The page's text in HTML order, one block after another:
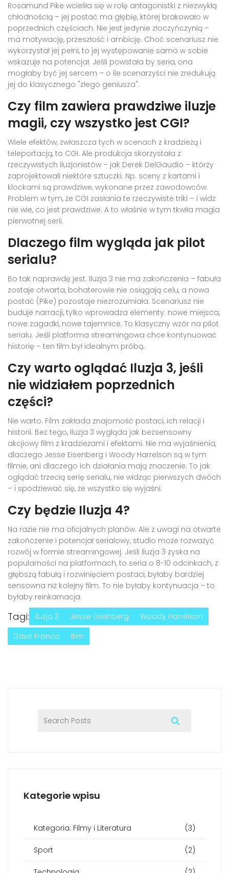
Rosamund Pike wcieliła się w rolę antagonistki z niezwykłą
chłodnością – jej postać ma głębię, której brakowało w
poprzednich częściach. Nie jest jedynie złoczyńczynią –
ma motywację, przeszłość i ambicję. Choć scenariusz nie
wykorzystał jej pełni, to jej występowanie samo w sobie
wskazuje na potencjał. Jeśli powstała by seria, ona
mogłaby być jej sercem – o ile scenarzyści nie zredukują
jej do klasycznego "złego geniusza".
Czy film zawiera prawdziwe iluzje
magii, czy wszystko jest CGI?
Wiele efektów, zwłaszcza tych w scenach z kradzieżą i
teleportacją, to CGI. Ale produkcja skorzystała z
rzeczywistych iluzjonistów – jak Derek DelGaudio – którzy
zaprojektowali niektóre sztuczki. Np. sceny z kartami i
klockami są prawdziwe, wykonane przez zawodowców.
Problem w tym, że CGI zasłania te rzeczywiste triki – i widz
nie wie, co jest prawdziwe. A to właśnie w tym tkwiła magia
pierwotnej serii.
Dlaczego film wygląda jak pilot
serialu?
Bo tak naprawdę jest. Iluzja 3 nie ma zakończenia – fabuła
zostaje otwarta, bohaterowie nie osiągają celu, a nowa
postać (Pike) pozostaje niezrozumiała. Scenariusz nie
buduje narracji, tylko wprowadza elementy: nowe miejsca,
nowe zagadki, nowe tajemnice. To klasyczny wzór na pilot
serialu. Jeśli platforma streamingowa chce kontynuować
historię – ten film był idealnym próbą.
Czy warto oglądać Iluzja 3, jeśli
nie widziałem poprzednich
części?
Nie warto. Film zakłada znajomość postaci, ich relacji i
historii. Bez tego, Iluzja 3 wygląda jak bezsensowny
akcjiowy film z kradzieżami i efektami. Nie ma wyjaśnienia,
dlaczego Jesse Eisenberg i Woody Harrelson są w tym
filmie, ani dlaczego ich działania mają znaczenie. To jak
oglądać trzecią serię serialu, nie widząc pierwszych dwóch
– i spodziewać się, że wszystko się wyjaśni.
Czy będzie Iluzja 4?
Na razie nie ma oficjalnych planów. Ale z uwagi na otwarte
zakończenie i potencjał serialowy, studio może rozważyć
rozwój w formie streamingowej. Jeśli Iluzja 3 zyska na
popularności na platformach, to seria o 8-10 odcinkach, z
głębszą fabułą i rozwinięciem postaci, byłaby bardziej
sensowna niż kolejny film. To nie byłaby kontynuacja – to
byłaby reinkarnacja.
Tagi: Iluzja 3 Jesse Eisenberg
Woody Harrelson
Dave Franco
film
Kategorie wpisu
Kategoria: Filmy i Literatura (3)
Sport (2)